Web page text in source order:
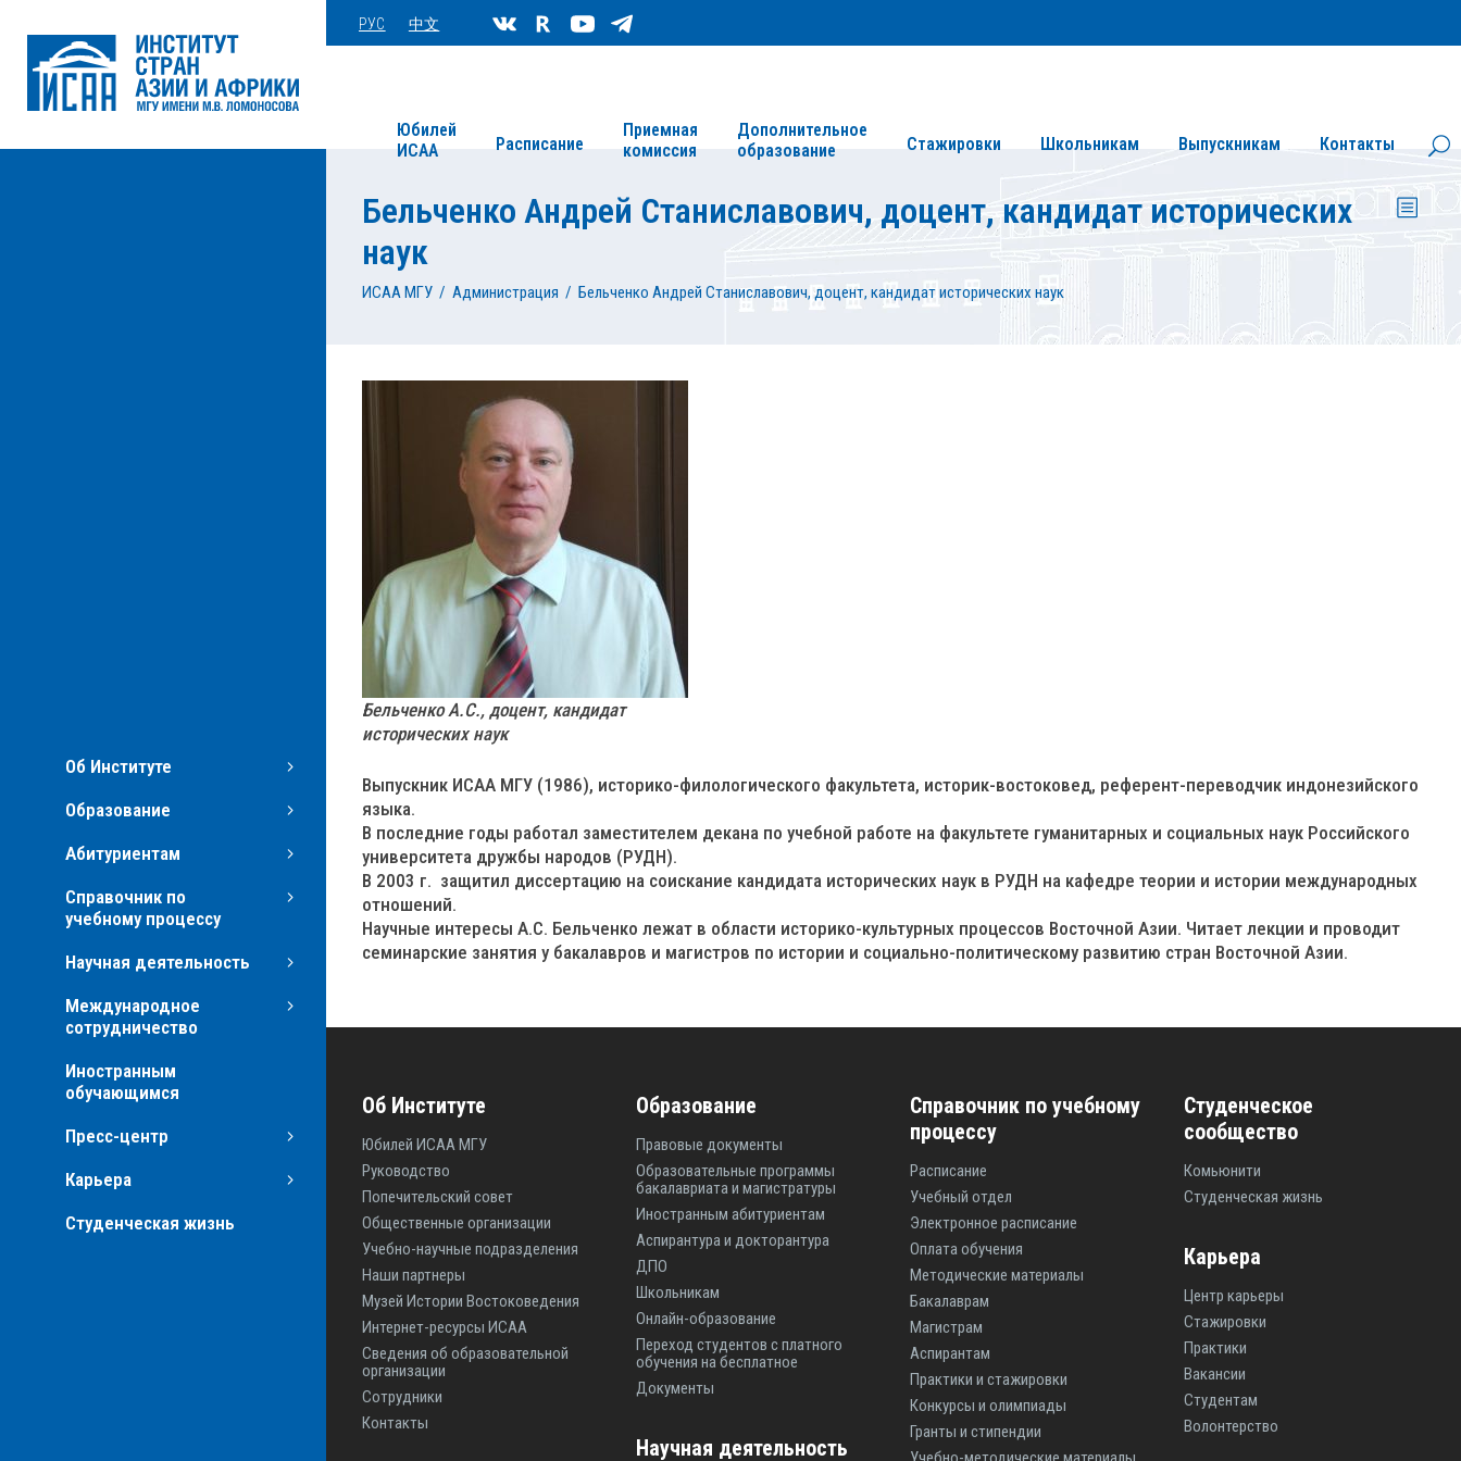
РУС 中文
Юбилей
ИСАА
Расписание
Приемная
комиссия
Дополнительное
образование
Стажировки Школьникам Выпускникам Контакты
Об Институте
Образование
Абитуриентам
Справочник по
учебному процессу
Научная деятельность
Международное
сотрудничество
Иностранным
обучающимся
Пресс-центр
Карьера
Студенческая жизнь
Бельченко Андрей Станиславович, доцент, кандидат исторических
наук
ИСАА МГУ / Администрация / Бельченко Андрей Станиславович, доцент, кандидат исторических наук
Бельченко А.С., доцент, кандидат
исторических наук
Выпускник ИСАА МГУ (1986), историко-филологического факультета, историк-востоковед, референт-переводчик индонезийского
языка.
В последние годы работал заместителем декана по учебной работе на факультете гуманитарных и социальных наук Российского
университета дружбы народов (РУДН).
В 2003 г. защитил диссертацию на соискание кандидата исторических наук в РУДН на кафедре теории и истории международных
отношений.
Научные интересы А.С. Бельченко лежат в области историко-культурных процессов Восточной Азии. Читает лекции и проводит
семинарские занятия у бакалавров и магистров по истории и социально-политическому развитию стран Восточной Азии.
Об Институте
Юбилей ИСАА МГУ
Руководство
Попечительский совет
Общественные организации
Учебно-научные подразделения
Наши партнеры
Музей Истории Востоковедения
Интернет-ресурсы ИСАА
Сведения об образовательной
организации
Сотрудники
Контакты
Образование
Правовые документы
Образовательные программы
бакалавриата и магистратуры
Иностранным абитуриентам
Аспирантура и докторантура
ДПО
Школьникам
Онлайн-образование
Переход студентов с платного
обучения на бесплатное
Документы
Научная деятельность
Справочник по учебному
процессу
Расписание
Учебный отдел
Электронное расписание
Оплата обучения
Методические материалы
Бакалаврам
Магистрам
Аспирантам
Практики и стажировки
Конкурсы и олимпиады
Гранты и стипендии
Студенческое
сообщество
Комьюнити
Студенческая жизнь
Карьера
Центр карьеры
Стажировки
Практики
Вакансии
Студентам
Волонтерство